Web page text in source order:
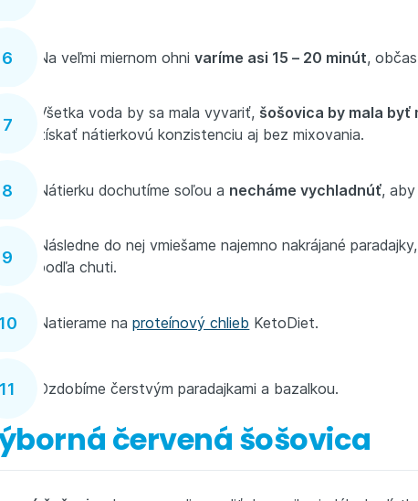
Na veľmi miernom ohnivaríme asi 15 – 20 minút,
Všetka voda by sa mala vyvariť, šošovica by mala byť
získať nátierkovú konzistenciu aj bez mixovania.
Nátierku dochutíme soľou a necháme vychladnúť,
Následne do nej vmiešame najemno nakrájané
podľa chuti.
Natierame naproteínový chlieb KetoDiet.
Ozdobíme čerstvým paradajkami a bazalkou.
červená šošovica